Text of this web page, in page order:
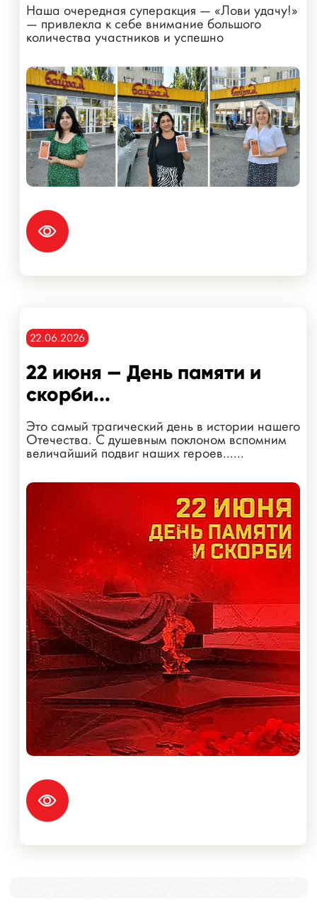
Наша очередная суперакция — «Лови удачу!»
— привлекла к себе внимание большого
количества участников и успешно
завершилась!...
22.06.2026
22 июня — День памяти и
скорби...
Это самый трагический день в истории нашего
Отечества. С душевным поклоном вспомним
величайший подвиг наших героев......